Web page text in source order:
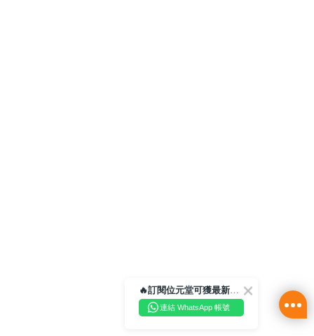
🔥訂閱位元堂可獲最新優惠及活動資訊🔥
連結 WhatsApp 帳號